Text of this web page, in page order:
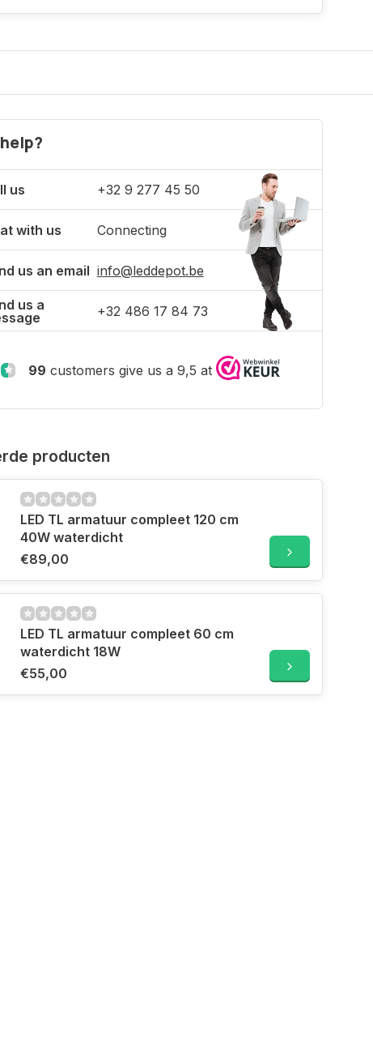
us +32 9 277 45 50
with us Connecting
us an email info@leddepot.be
us a
+32 486 17 84 73
99 customers give us a 9,5 at
producten
LED TL armatuur compleet 120 cm
40W waterdicht
€89,00
LED TL armatuur compleet 60 cm
waterdicht 18W
€55,00